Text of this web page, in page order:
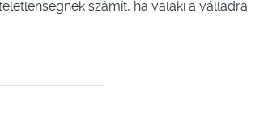
számít, ha valaki a válladra